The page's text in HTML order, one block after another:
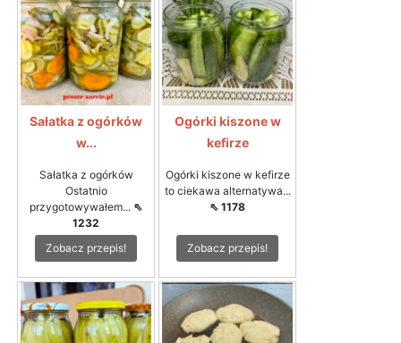
Sałatka z ogórków
w...
Sałatka z ogórków
Ostatnio
przygotowywałem... ⇖
1232
Zobacz przepis!
Ogórki kiszone w
kefirze
Ogórki kiszone w kefirze
to ciekawa alternatywa...
⇖ 1178
Zobacz przepis!